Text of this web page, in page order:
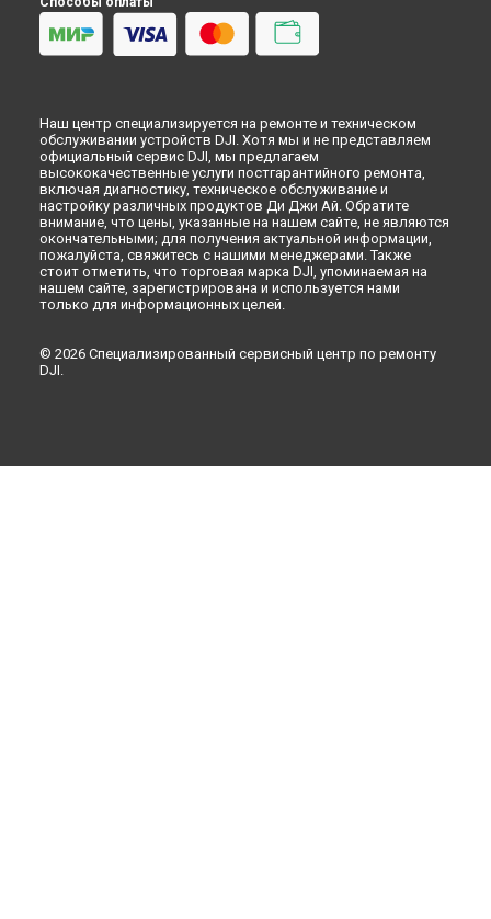
Наш центр специализируется на ремонте и техническом
обслуживании устройств DJI. Хотя мы и не представляем
официальный сервис DJI, мы предлагаем
высококачественные услуги постгарантийного ремонта,
включая диагностику, техническое обслуживание и
настройку различных продуктов Ди Джи Ай. Обратите
внимание, что цены, указанные на нашем сайте, не являются
окончательными; для получения актуальной информации,
пожалуйста, свяжитесь с нашими менеджерами. Также
стоит отметить, что торговая марка DJI, упоминаемая на
нашем сайте, зарегистрирована и используется нами
только для информационных целей.
© 2026 Специализированный сервисный центр по ремонту
DJI.